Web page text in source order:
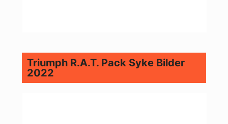
Triumph R.A.T. Pack Syke Bilder
2022